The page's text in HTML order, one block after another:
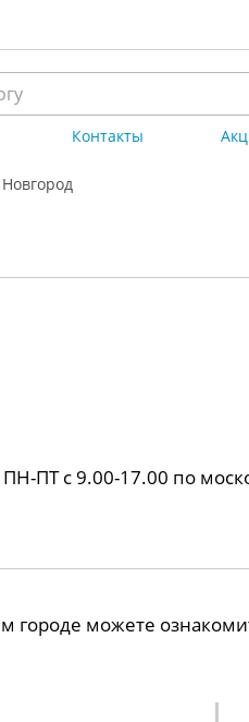
Контакты
ПТ с 9.00-17.00 по
городе можете